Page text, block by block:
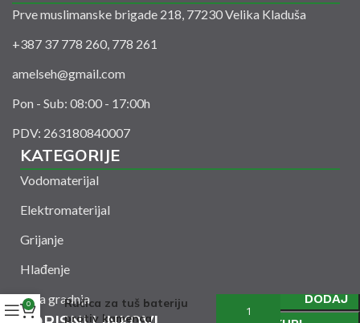
Prve muslimanske brigade 218, 77230 Velika Kladuša
+387 37 778 260, 778 261
amelseh@gmail.com
Pon - Sub: 08:00 - 17:00h
PDV: 263180840007
KATEGORIJE
Vodomaterijal
Elektromaterijal
Grijanje
Hlađenje
Suha gradnjaRučica za tuš bateriju
protiv kamenca
DODAJ
0